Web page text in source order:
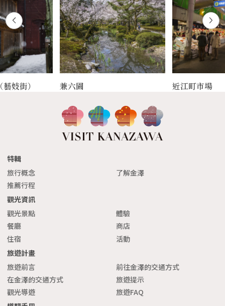
妓街） 兼六園 近江町市場
特輯
旅行概念
了解金澤
推薦行程
觀光資訊
觀光景點
體驗
餐廳
商店
住宿
活動
旅遊計畫
旅遊前言
前往金澤的交通方式
在金澤的交通方式
旅遊提示
觀光導遊
旅遊FAQ